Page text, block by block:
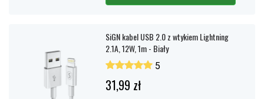
SiGN kabel USB 2.0 z wtykiem Lightning
2.1A, 12W, 1m - Biały
5
31,99 zł